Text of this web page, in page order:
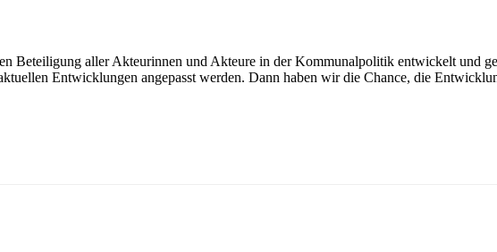
Beteiligung aller Akteurinnen und Akteure in der Kommunalpolitik entwickelt und
Entwicklungen angepasst werden. Dann haben wir die Chance, die